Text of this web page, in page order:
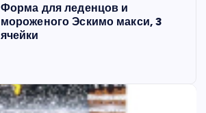
Форма для леденцов и
мороженого Эскимо макси, 3
ячейки